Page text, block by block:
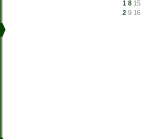
1 8 15
2 9 16